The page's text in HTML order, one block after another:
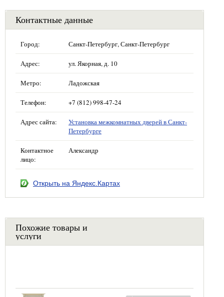
Контактные данные
Город: Санкт-Петербург, Санкт-Петербург
Адрес: ул. Якорная, д. 10
Метро: Ладожская
Телефон: +7 (812) 998-47-24
Адрес сайта:
Установка межкомнатных дверей в Санкт-
Петербурге
Контактное
лицо:
Александр
Открыть на Яндекс.Картах
Похожие товары и
услуги